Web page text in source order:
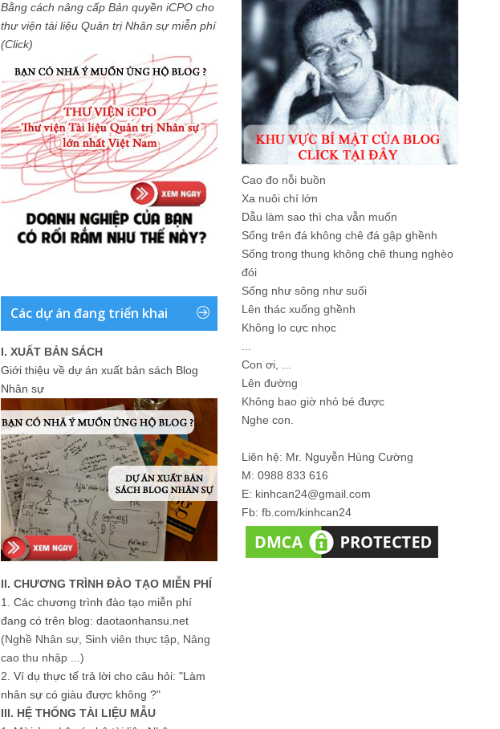
Bằng cách nâng cấp Bản quyền iCPO cho
thư viện tài liệu Quản trị Nhân sự miễn phí
(Click)
Các dự án đang triển khai
I. XUẤT BẢN SÁCH
Giới thiệu về dự án xuất bản sách Blog
Nhân sự
II. CHƯƠNG TRÌNH ĐÀO TẠO MIỄN PHÍ
1. Các chương trình đào tạo miễn phí
đang có trên blog: daotaonhansu.net
(Nghề Nhân sự, Sinh viên thực tập, Nâng
cao thu nhập ...)
2. Ví dụ thực tế trả lời cho câu hỏi: "Làm
nhân sự có giàu được không ?"
III. HỆ THỐNG TÀI LIỆU MẪU
Cao đo nỗi buồn
Xa nuôi chí lớn
Dẫu làm sao thì cha vẫn muốn
Sống trên đá không chê đá gập ghềnh
Sống trong thung không chê thung nghèo
đói
Sống như sông như suối
Lên thác xuống ghềnh
Không lo cực nhọc
Con ơi, ...
Lên đường
Không bao giờ nhỏ bé được
Nghe con.
Liên hệ: Mr. Nguyễn Hùng Cường
M: 0988 833 616
E: kinhcan24@gmail.com
Fb: fb.com/kinhcan24